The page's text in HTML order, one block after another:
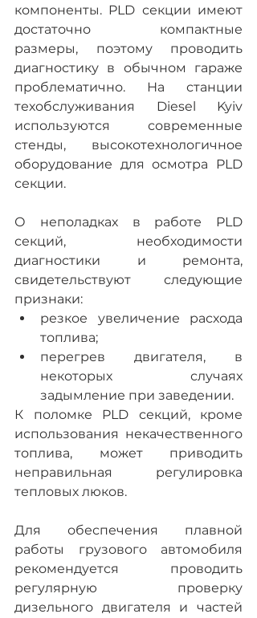
компоненты. PLD секции имеют
достаточно компактные
размеры, поэтому проводить
диагностику в обычном гараже
проблематично. На станции
техобслуживания Diesel Kyiv
используются современные
стенды, высокотехнологичное
оборудование для осмотра PLD
секции.
О неполадках в работе PLD
секций, необходимости
диагностики и ремонта,
свидетельствуют следующие
признаки:
резкое увеличение расхода
топлива;
перегрев двигателя, в
некоторых случаях
задымление при заведении.
К поломке PLD секций, кроме
использования некачественного
топлива, может приводить
неправильная регулировка
тепловых люков.
Для обеспечения плавной
работы грузового автомобиля
рекомендуется проводить
регулярную проверку
дизельного двигателя и частей